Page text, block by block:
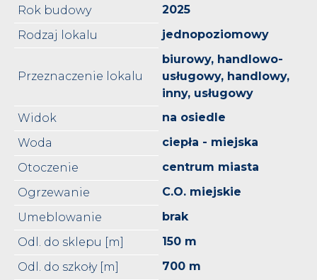
Rok budowy
2025
Rodzaj lokalu
jednopoziomowy
Przeznaczenie lokalu
biurowy, handlowo-
usługowy, handlowy,
inny, usługowy
Widok
na osiedle
Woda
ciepła - miejska
Otoczenie
centrum miasta
Ogrzewanie
C.O. miejskie
Umeblowanie
brak
Odl. do sklepu [m]
150 m
Odl. do szkoły [m]
700 m